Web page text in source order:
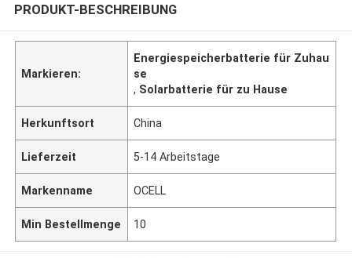
PRODUKT-BESCHREIBUNG
Markieren:
Energiespeicherbatterie für Zuhau
se
, Solarbatterie für zu Hause
Herkunftsort China
Lieferzeit 5-14 Arbeitstage
Markenname OCELL
Min Bestellmenge 10